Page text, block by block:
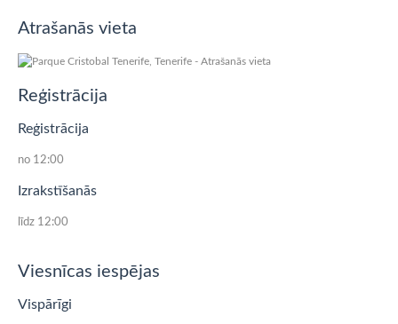
Atrašanās vieta
Reģistrācija
Reģistrācija
no 12:00
Izrakstīšanās
līdz 12:00
Viesnīcas iespējas
Vispārīgi